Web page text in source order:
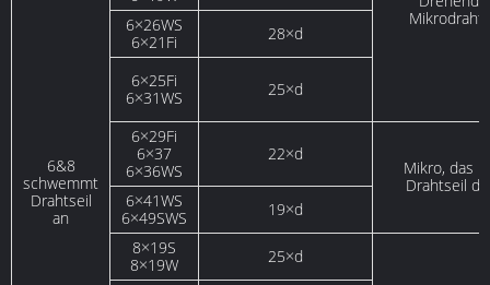
6&8
schwemmt
Drahtseil
an
6×26WS
6×21Fi
28×d
6×25Fi
6×31WS
25×d
6×29Fi
6×37
6×36WS
22×d
Mikro, das
Drahtseil
6×41WS
6×49SWS
19×d
8×19S
8×19W
25×d